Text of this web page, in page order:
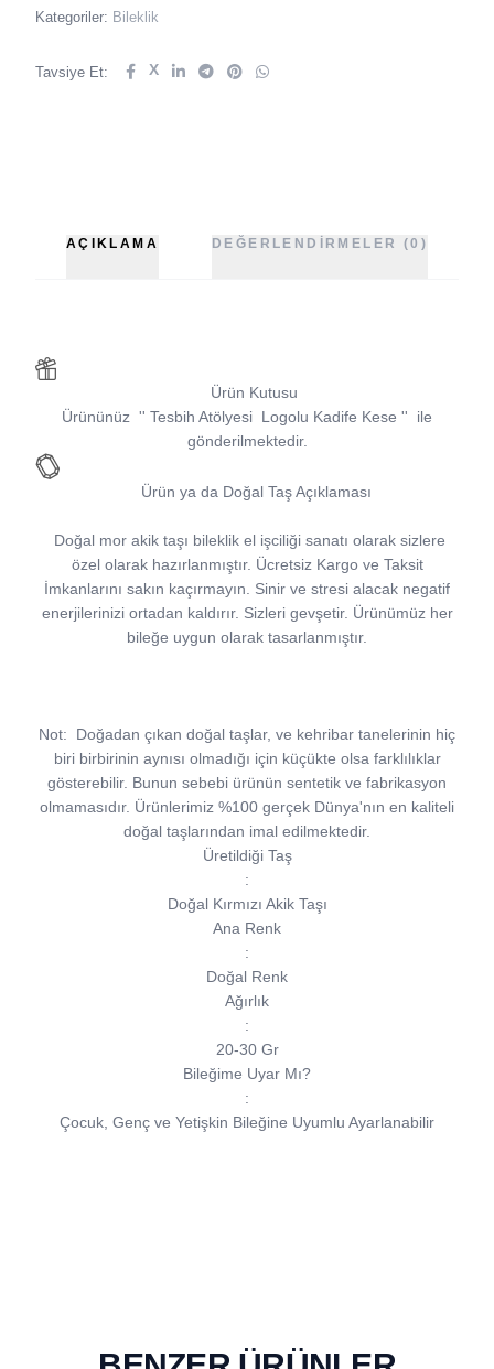
Kategoriler: Bileklik
Tavsiye Et: X
AÇIKLAMA DEĞERLENDIRMELER (0)
Ürün Kutusu
Ürününüz '' Tesbih Atölyesi Logolu Kadife Kese ''
ile
gönderilmektedir.
Ürün ya da Doğal Taş Açıklaması
Doğal mor akik taşı bileklik el işciliği sanatı olarak sizlere
özel olarak hazırlanmıştır. Ücretsiz Kargo ve Taksit
İmkanlarını sakın kaçırmayın. Sinir ve stresi alacak negatif
enerjilerinizi ortadan kaldırır. Sizleri gevşetir. Ürünümüz her
bileğe uygun olarak tasarlanmıştır.
Not: Doğadan çıkan doğal taşlar, ve kehribar tanelerinin hiç
biri birbirinin aynısı olmadığı için küçükte olsa farklılıklar
gösterebilir. Bunun sebebi ürünün sentetik ve fabrikasyon
olmamasıdır. Ürünlerimiz %100 gerçek Dünya'nın en kaliteli
doğal taşlarından imal edilmektedir.
Üretildiği Taş
:
Doğal Kırmızı Akik Taşı
Ana Renk
:
Doğal Renk
Ağırlık
:
20-30 Gr
Bileğime Uyar Mı?
:
Çocuk, Genç ve Yetişkin Bileğine Uyumlu Ayarlanabilir